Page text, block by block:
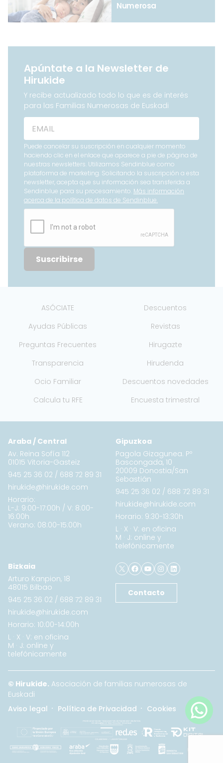
Numerosa
Apúntate a la Newsletter de
Hirukide
Y recibe actualizado todo lo que es de interés
para las Familias Numerosas de Euskadi
Puede cancelar su suscripción en cualquier momento
haciendo clic en el enlace que aparece a pie de página de
nuestras newsletters. Utilizamos Sendinblue como
plataforma de marketing. Solicitando la suscripción a esta
newsletter, acepta que su información sea transferida a
Sendinblue para su procesamiento. Más información
acerca de la política de datos de Sendinblue.
Suscribirse
ASÓCIATE
Descuentos
Ayudas Públicas
Revistas
Preguntas Frecuentes
Hirugazte
Transparencia
Hirudenda
Ocio Familiar
Descuentos novedades
Calcula tu RFE
Encuesta trimestral
Araba / Central
Av. Reina Sofía 112
01015 Vitoria-Gasteiz
945 25 36 02 / 688 72 89 31
hirukide@hirukide.com
Horario:
L-J: 9:00-17:00h / V: 8:00-
16:00h
Verano: 08:00-15:00h
Gipuzkoa
Pagola Gizagunea. Pº
Bascongada, 10
20009 Donostia/San
Sebastián
945 25 36 02 / 688 72 89 31
hirukide@hirukide.com
Horario: 9:30-13:30h
L · X · V: en oficina
M · J: online y
telefónicamente
Bizkaia
Arturo Kanpion, 18
48015 Bilbao
945 25 36 02 / 688 72 89 31
hirukide@hirukide.com
Horario: 10:00-14:00h
L · X · V: en oficina
M · J: online y
telefónicamente
X Facebook
YouTube
Instagram
LinkedIn
Contacto
© Hirukide. Asociación de familias numerosas de
Euskadi
Aviso legal
Política de Privacidad Cookies